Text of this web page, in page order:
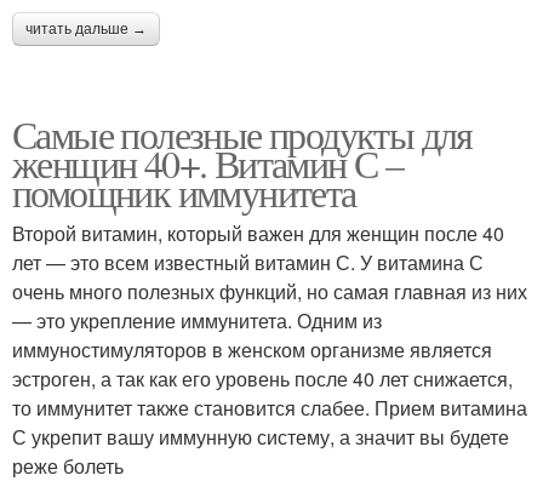
читать дальше →
Самые полезные продукты для
женщин 40+. Витамин С –
помощник иммунитета
Второй витамин, который важен для женщин после 40
лет — это всем известный витамин С. У витамина С
очень много полезных функций, но самая главная из них
— это укрепление иммунитета. Одним из
иммуностимуляторов в женском организме является
эстроген, а так как его уровень после 40 лет снижается,
то иммунитет также становится слабее. Прием витамина
С укрепит вашу иммунную систему, а значит вы будете
реже болеть